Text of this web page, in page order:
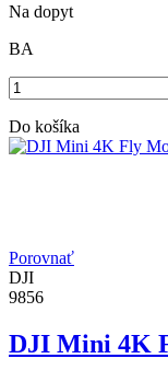
Na dopyt
BA
Do košíka
Porovnať
DJI
9856
DJI Mini 4K